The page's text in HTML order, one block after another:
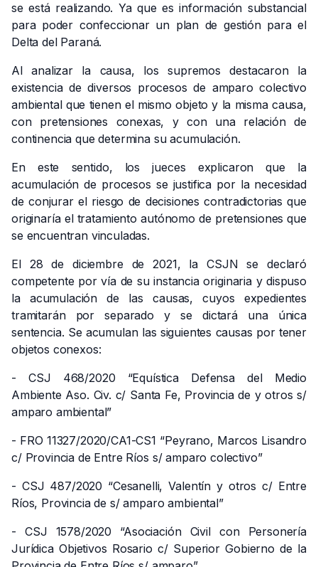
se está realizando. Ya que es información substancial
para poder confeccionar un plan de gestión para el
Delta del Paraná.
Al analizar la causa, los supremos destacaron la
existencia de diversos procesos de amparo colectivo
ambiental que tienen el mismo objeto y la misma causa,
con pretensiones conexas, y con una relación de
continencia que determina su acumulación.
En este sentido, los jueces explicaron que la
acumulación de procesos se justifica por la necesidad
de conjurar el riesgo de decisiones contradictorias que
originaría el tratamiento autónomo de pretensiones que
se encuentran vinculadas.
El 28 de diciembre de 2021, la CSJN se declaró
competente por vía de su instancia originaria y dispuso
la acumulación de las causas, cuyos expedientes
tramitarán por separado y se dictará una única
sentencia. Se acumulan las siguientes causas por tener
objetos conexos:
- CSJ 468/2020 “Equística Defensa del Medio
Ambiente Aso. Civ. c/ Santa Fe, Provincia de y otros s/
amparo ambiental”
- FRO 11327/2020/CA1-CS1 “Peyrano, Marcos Lisandro
c/ Provincia de Entre Ríos s/ amparo colectivo”
- CSJ 487/2020 “Cesanelli, Valentín y otros c/ Entre
Ríos, Provincia de s/ amparo ambiental”
- CSJ 1578/2020 “Asociación Civil con Personería
Jurídica Objetivos Rosario c/ Superior Gobierno de la